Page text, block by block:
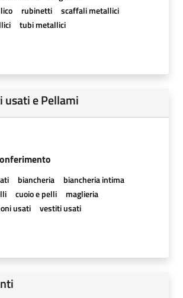
rubinetti
scaffali metallici
tubi metallici
usati e Pellami
biancheria
biancheria intima
cuoio e pelli
maglieria
usati
vestiti usati